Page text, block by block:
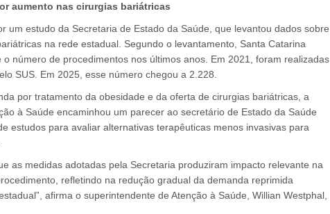
aumento nas cirurgias bariátricas
um estudo da Secretaria de Estado da Saúde, que levantou dados sobre
na rede estadual. Segundo o levantamento, Santa Catarina
o número de procedimentos nos últimos anos. Em 2021, foram realizadas
SUS. Em 2025, esse número chegou a 2.228.
por tratamento da obesidade e da oferta de cirurgias bariátricas, a
à Saúde encaminhou um parecer ao secretário de Estado da Saúde
estudos para avaliar alternativas terapêuticas menos invasivas para
as medidas adotadas pela Secretaria produziram impacto relevante na
refletindo na redução gradual da demanda reprimida
afirma o superintendente de Atenção à Saúde, Willian Westphal,